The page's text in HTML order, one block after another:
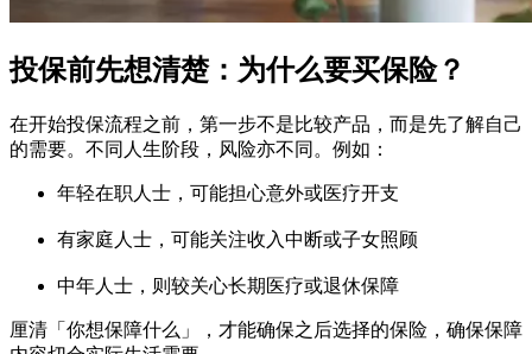
投保前先想清楚：为什么要买保险？
在开始投保流程之前，第一步不是比较产品，而是先了解自己
的需要。不同人生阶段，风险亦不同。例如：
年轻在职人士，可能担心意外或医疗开支
有家庭人士，可能关注收入中断或子女照顾
中年人士，则较关心长期医疗或退休保障
厘清「你想保障什么」，才能确保之后选择的保险，确保保障